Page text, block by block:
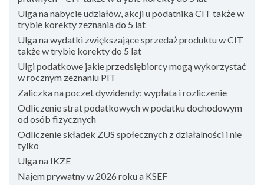
Ulga na nabycie udziałów, akcji u podatnika CIT także w
trybie korekty zeznania do 5 lat
Ulga na wydatki zwiększające sprzedaż produktu w CIT
także w trybie korekty do 5 lat
Ulgi podatkowe jakie przedsiębiorcy mogą wykorzystać
w rocznym zeznaniu PIT
Zaliczka na poczet dywidendy: wypłata i rozliczenie
Odliczenie strat podatkowych w podatku dochodowym
od osób fizycznych
Odliczenie składek ZUS społecznych z działalności i nie
tylko
Ulga na IKZE
Najem prywatny w 2026 roku a KSEF